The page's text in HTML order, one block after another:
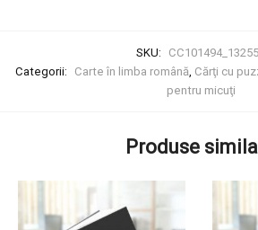
SKU:
Categorii:
Carte în limba română Cărţi cu
pentru micuţi
Produse